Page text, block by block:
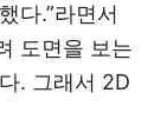
다.”라면서
도면을 보는
. 그래서 2D